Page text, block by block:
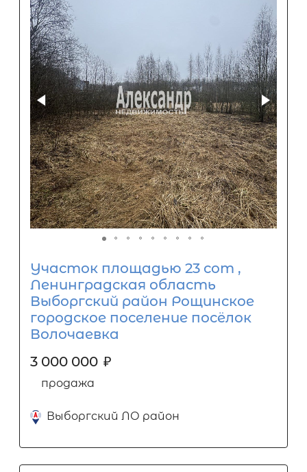
Участок площадью 23 сот ,
Ленинградская область
Выборгский район Рощинское
городское поселение посёлок
Волочаевка
3 000 000 ₽
продажа
Выборгский ЛО район